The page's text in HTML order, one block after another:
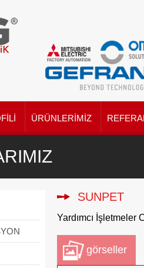
ÜRÜNLERIMIZ
SUNPET
Yardımcı İşletmeler
görseller